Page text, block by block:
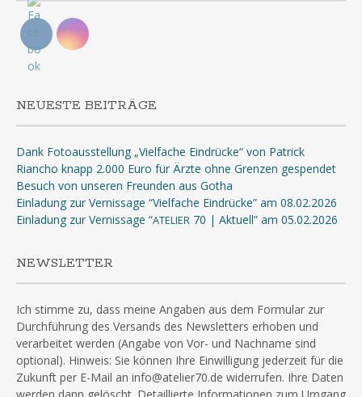
NEUESTE BEITRÄGE
Dank Fotoausstellung „Vielfache Eindrücke“ von Patrick
Riancho knapp 2.000 Euro für Ärzte ohne Grenzen gespendet
Besuch von unseren Freunden aus Gotha
Einladung zur Vernissage “Vielfache Eindrücke” am 08.02.2026
Einladung zur Vernissage “ATELIER 70 | Aktuell” am 05.02.2026
NEWSLETTER
Ich stimme zu, dass meine Angaben aus dem Formular zur
Durchführung des Versands des Newsletters erhoben und
verarbeitet werden (Angabe von Vor- und Nachname sind
optional). Hinweis: Sie können Ihre Einwilligung jederzeit für die
Zukunft per E-Mail an info@atelier70.de widerrufen. Ihre Daten